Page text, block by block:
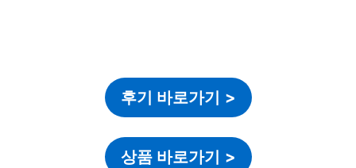
후기 바로가기 >
상품 바로가기 >